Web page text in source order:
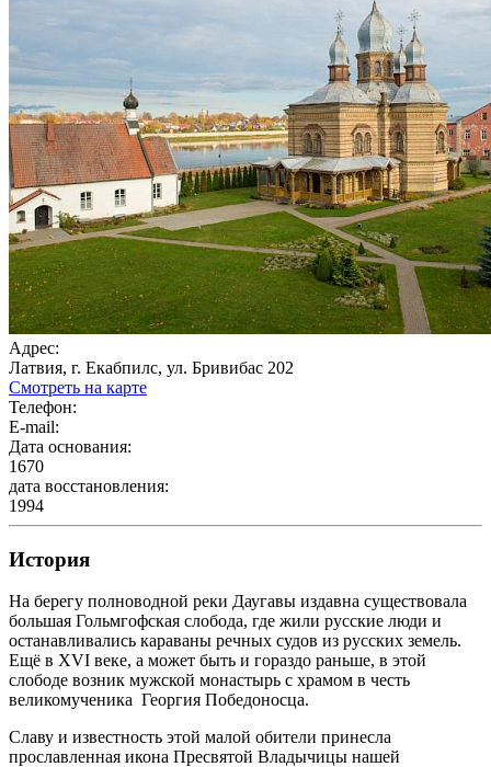
Адрес:
Латвия, г. Екабпилс, ул. Бривибас 202
Смотреть на карте
Телефон:
E-mail:
Дата основания:
1670
дата восстановления:
1994
История
На берегу полноводной реки Даугавы издавна существовала
большая Гольмгофская слобода, где жили русские люди и
останавливались караваны речных судов из русских земель.
Ещё в XVI веке, а может быть и гораздо раньше, в этой
слободе возник мужской монастырь с храмом в честь
великомученика Георгия Победоносца.
Славу и известность этой малой обители принесла
прославленная икона Пресвятой Владычицы нашей